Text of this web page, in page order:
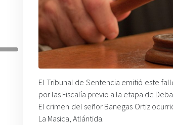
El Tribunal de Sentencia emitió este
por las Fiscalía previo a la etapa de
El crimen del señor Banegas Ortiz
La Masica, Atlántida.